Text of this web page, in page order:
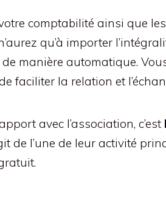
comptabilité ainsi que
qu’à importer
manière automatique.
faciliter la relation et
avec l’association, c’est
de l’une de leur activité